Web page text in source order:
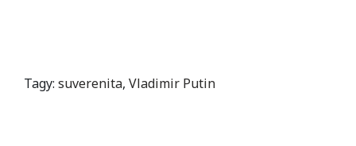
Tagy: suverenita, Vladimir Putin